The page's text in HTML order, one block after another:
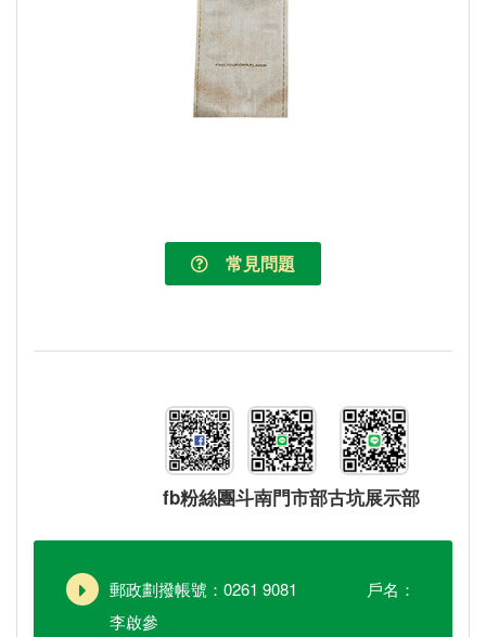
常見問題
fb粉絲團斗南門市部古坑展示部
郵政劃撥帳號：0261 9081 戶名：
李啟參